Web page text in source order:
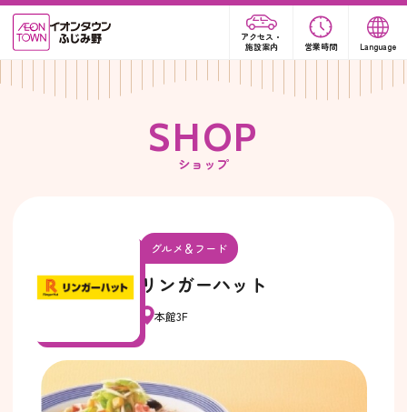
アクセス・
施設案内
営業時間 Language
SHOP
ショップ
グルメ＆フード
リンガーハット
本館3F